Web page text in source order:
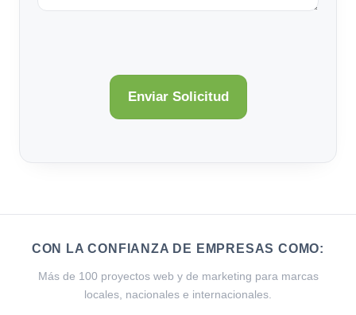
CON LA CONFIANZA DE EMPRESAS COMO:
Más de 100 proyectos web y de marketing para marcas
locales, nacionales e internacionales.